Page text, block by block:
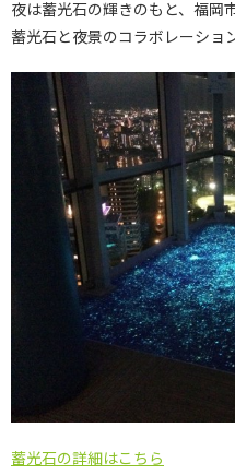
夜は蓄光石の輝きのもと、福岡
蓄光石と夜景のコラボレーショ
蓄光石の詳細はこちら